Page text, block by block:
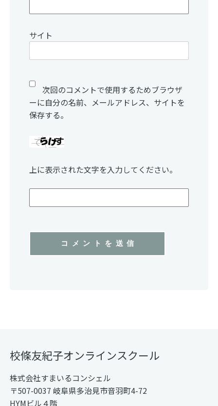
サイト
次回のコメントで使用するためブラウザ
ーに自分の名前、メールアドレス、サイトを
保存する。
上に表示された文字を入力してください。
Footer
校條友紀子オンラインスクール
株式会社すまいるコンシェル
〒507-0037 岐阜県多治見市音羽町4-72
HYMビル４階